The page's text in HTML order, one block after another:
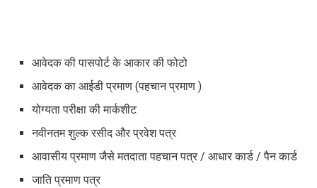
आवेदक की पासपोर्ट के आकार की फोटो
आवेदक का आईडी प्रमाण (पहचान प्रमाण )
योग्यता परीक्षा की मार्कशीट
नवीनतम शुल्क रसीद और प्रवेश पत्र
आवासीय प्रमाण जैसे मतदाता पहचान पत्र / आधार कार्ड / पैन कार्ड
जाति प्रमाण पत्र